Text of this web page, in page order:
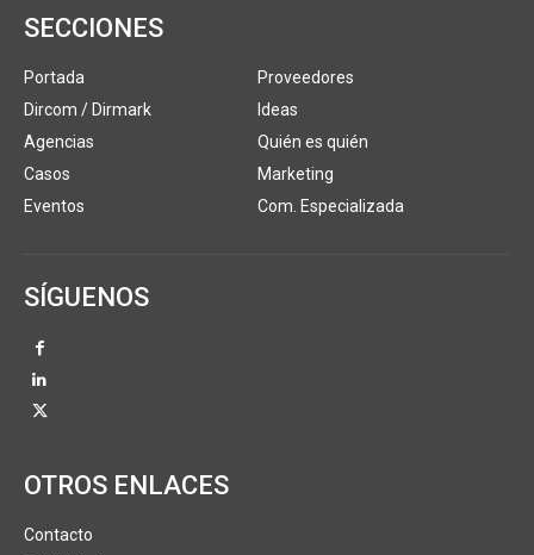
SECCIONES
Portada
Dircom / Dirmark
Agencias
Casos
Eventos
Proveedores
Ideas
Quién es quién
Marketing
Com. Especializada
SÍGUENOS
OTROS ENLACES
Contacto